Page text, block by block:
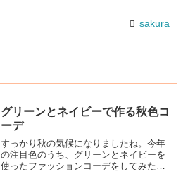
sakura
グリーンとネイビーで作る秋色コ
ーデ
すっかり秋の気候になりましたね。今年
の注目色のうち、グリーンとネイビーを
使ったファッションコーデをしてみたい